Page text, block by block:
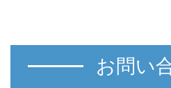
お問い